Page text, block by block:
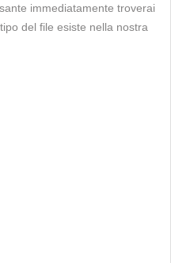
immediatamente troverai
del file esiste nella nostra